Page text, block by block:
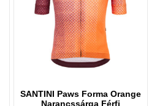
SANTINI Paws Forma Orange
Narancssárga Férfi